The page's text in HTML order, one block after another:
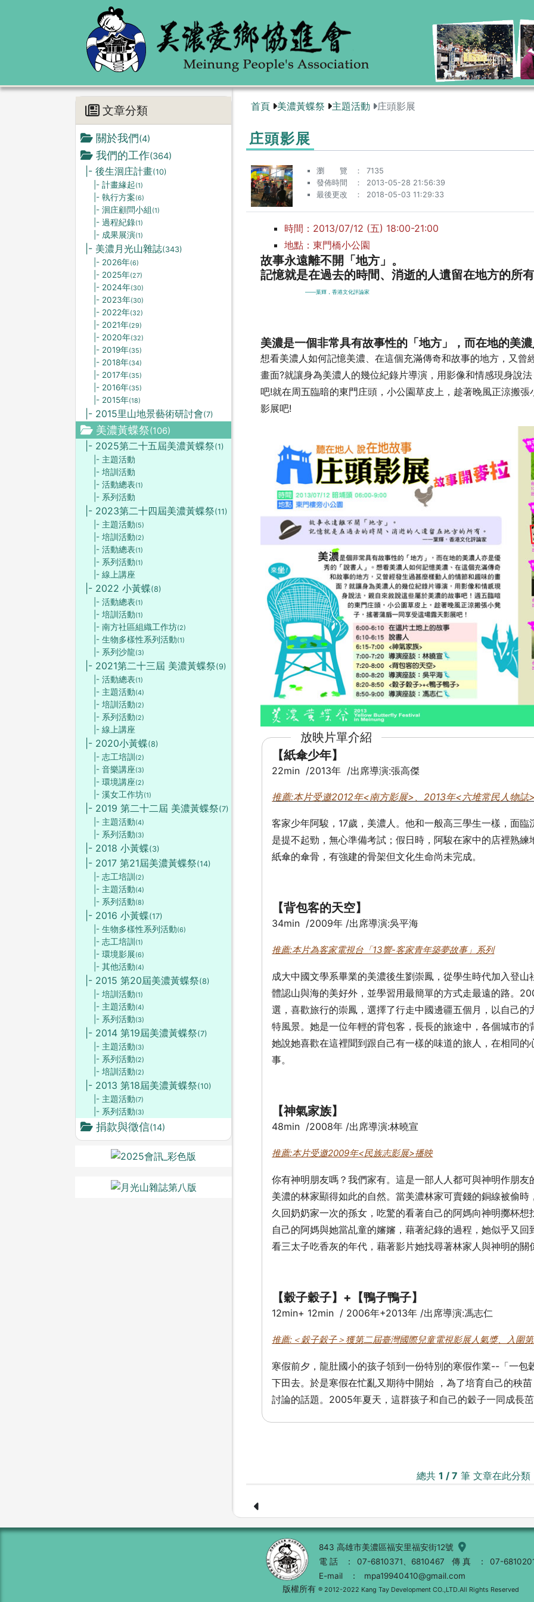
文章分類
關於我們(4)
我們的工作(364)
|- 後生洄庄計畫(10)
|- 計畫緣起(1)
|- 執行方案(6)
|- 洄庄顧問小組 (1)
|- 過程紀錄(1)
|- 成果展演(1)
|- 美濃月光山雜誌(343)
|- 2026年(6)
|- 2025年(27)
|- 2024年(30)
|- 2023年(30)
|- 2022年(32)
|- 2021年(29)
|- 2020年(32)
|- 2019年(35)
|- 2018年(34)
|- 2017年(35)
|- 2016年(35)
|- 2015年(18)
|- 2015里山地景藝術研討會(7)
美濃黃蝶祭(106)
|- 2025第二十五屆美濃黃蝶祭(1)
|- 主題活動
|- 培訓活動
|- 活動總表(1)
|- 系列活動
|- 2023第二十四屆美濃黃蝶祭(11)
|- 主題活動(5)
|- 培訓活動(2)
|- 活動總表(1)
|- 系列活動(1)
|- 線上講座
|- 2022 小黃蝶(8)
|- 活動總表(1)
|- 培訓活動(1)
|- 南方社區組織工作坊(2)
|- 生物多樣性系列活動(1)
|- 系列沙龍(3)
|- 2021第二十三屆 美濃黃蝶祭(9)
|- 活動總表(1)
|- 主題活動(4)
|- 培訓活動(2)
|- 系列活動(2)
|- 線上講座
|- 2020小黃蝶(8)
|- 志工培訓 (2)
|- 音樂講座(3)
|- 環境講座(2)
|- 溪女工作坊(1)
|- 2019 第二十二屆 美濃黃蝶祭(7)
|- 主題活動(4)
|- 系列活動(3)
|- 2018 小黃蝶(3)
|- 2017 第21屆美濃黃蝶祭(14)
|- 志工培訓 (2)
|- 主題活動(4)
|- 系列活動(8)
|- 2016 小黃蝶(17)
|- 生物多樣性系列活動(6)
|- 志工培訓 (1)
|- 環境影展(6)
|- 其他活動(4)
|- 2015 第20屆美濃黃蝶祭(8)
|- 培訓活動(1)
|- 主題活動(4)
|- 系列活動(3)
|- 2014 第19屆美濃黃蝶祭(7)
|- 主題活動(3)
|- 系列活動(2)
|- 培訓活動(2)
|- 2013 第18屆美濃黃蝶祭(10)
|- 主題活動(7)
|- 系列活動(3)
捐款與徵信(14)
首頁 美濃黃蝶祭 主題活動 庄頭影展
庄頭影展
瀏 覽
7135
發佈時間
2013-05-28 21:56:39
最後更改
2018-05-03 11:29:33
時間：2013/07/12 (五) 18:00-21:00
地點：東門橋小公園
故事永遠離不開「地方」。
記憶就是在過去的時間、消逝的人遺留在地方的所
——葉輝，香港文化評論家
美濃是一個非常具有故事性的「地方」，而在地的美
想看美濃人如何記憶美濃、在這個充滿傳奇和故事的地方，又曾
畫面?就讓身為美濃人的幾位紀錄片導演，用影像和情感現身說
吧!就在周五臨暗的東門庄頭，小公園草皮上，趁著晚風正涼搬
影展吧!
放映片單介紹
【紙傘少年】
22min /2013年 /出席導演:張高傑
推薦:本片受邀2012年<南方影展>、2013年<六堆常民人物誌
客家少年阿駿，17歲，美濃人。他和一般高三學生一樣，面
是提不起勁，無心準備考試；假日時，阿駿在家中的店裡熟
紙傘的傘骨，有強建的骨架但文化生命尚未完成。
【背包客的天空】
34min /2009年 /出席導演:吳平海
推薦:本片為客家電視台「13響-客家青年築夢故事」系列
成大中國文學系畢業的美濃後生劉崇鳳，從學生時代加入登
體認山與海的美好外，並學習用最簡單的方式走最遠的路。
選，喜歡旅行的崇鳳，選擇了行走中國邊疆五個月，以自己
特風景。她是一位年輕的背包客，長長的旅途中，各個城市
她說她喜歡在這裡聞到跟自己有一樣的味道的旅人，在相同
事。
【神氣家族】
48min /2008年 /出席導演:林曉宣
推薦:本片受邀2009年<民族志影展>播映
你有神明朋友嗎？我們家有。這是一部人人都可與神明作朋
美濃的林家顯得如此的自然。當美濃林家可賣錢的銅線被偷
久回奶奶家一次的孫女，吃驚的看著自己的阿媽向神明擲杯
自己的阿媽與她當乩童的嬸嬸，藉著紀錄的過程，她似乎又
看三太子吃香灰的年代，藉著影片她找尋著林家人與神明的關
【穀子穀子】+【鴨子鴨子】
12min+ 12min / 2006年+2013年 /出席導演:馮志仁
推薦:＜穀子穀子＞獲第二屆臺灣國際兒童電視影展人氣獎、入圍
寒假前夕，龍肚國小的孩子領到一份特別的寒假作業--「一包
下田去。於是寒假在忙亂又期待中開始 ，為了培育自己的秧
討論的話題。2005年夏天，這群孩子和自己的穀子一同成長
總共 1 / 7 筆 文章在此分類
843 高雄市美濃區福安里福安街12號
電 話
07-6810371、6810467 傳 真
07-
E-mail
mpa19940410@gmail.com
版權所有 ® 2012-2022 Kang Tay Development CO.,LTD.All Rights Reserved